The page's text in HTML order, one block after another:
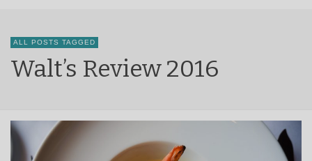
ALL POSTS TAGGED
Walt’s Review 2016